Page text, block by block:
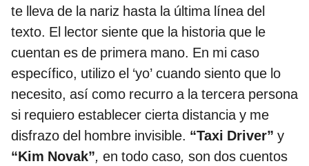
te lleva de la nariz hasta la última línea del
texto. El lector siente que la historia que le
cuentan es de primera mano. En mi caso
específico, utilizo el ‘yo’ cuando siento que lo
necesito, así como recurro a la tercera persona
si requiero establecer cierta distancia y me
disfrazo del hombre invisible. “Taxi Driver” y
“Kim Novak”, en todo caso, son dos cuentos